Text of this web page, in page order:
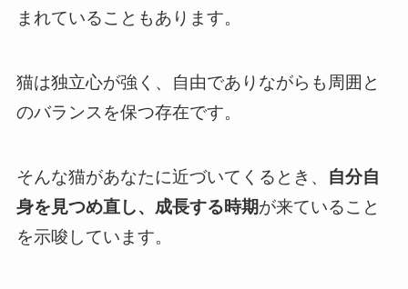
まれていることもあります。
猫は独立心が強く、自由でありながらも周囲と
のバランスを保つ存在です。
そんな猫があなたに近づいてくるとき、 自分自
身を見つめ直し、成長する時期が来ていること
を示唆しています。